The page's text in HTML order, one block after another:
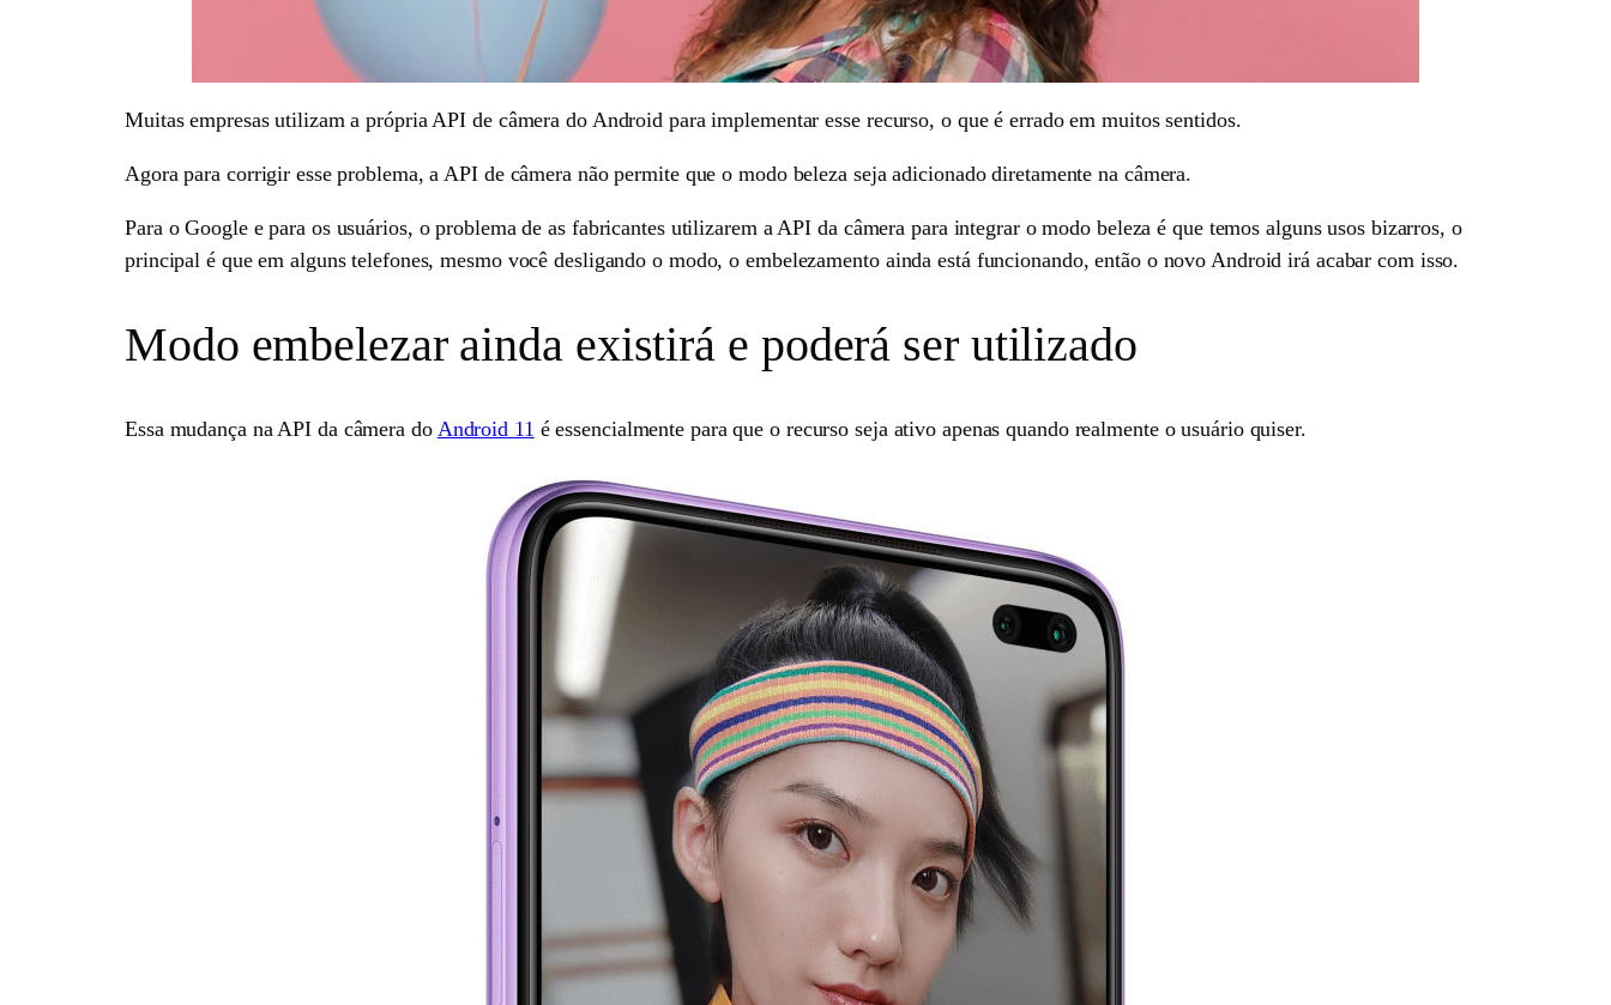
Muitas empresas utilizam a própria API de câmera do Android para implementar esse recurso, o que é errado em muitos sentidos.
Agora para corrigir esse problema, a API de câmera não permite que o modo beleza seja adicionado diretamente na câmera.
Para o Google e para os usuários, o problema de as fabricantes utilizarem a API da câmera para integrar o modo beleza é que temos alguns usos bizarros, o
principal é que em alguns telefones, mesmo você desligando o modo, o embelezamento ainda está funcionando, então o novo Android irá acabar com isso.
Modo embelezar ainda existirá e poderá ser utilizado
Essa mudança na API da câmera do Android 11 é essencialmente para que o recurso seja ativo apenas quando realmente o usuário quiser.